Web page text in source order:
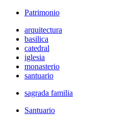
Patrimonio
arquitectura
basilica
catedral
iglesia
monasterio
santuario
sagrada familia
Santuario